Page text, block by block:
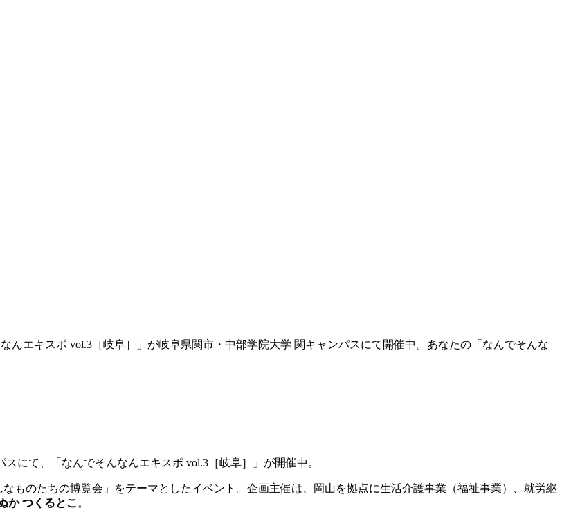
エキスポ vol.3［岐阜］」が岐阜県関市・中部学院大学 関キャンパスにて開催中。あなたの「なんでそんな
にて、「なんでそんなんエキスポ vol.3［岐阜］」が開催中。
ものたちの博覧会」をテーマとしたイベント。企画主催は、岡山を拠点に生活介護事業（福祉事業）⁣、⁣⁣就労継
か つくるとこ 。